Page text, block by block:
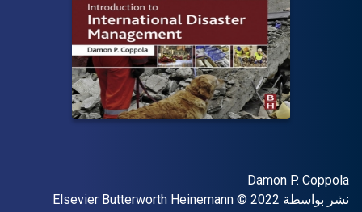
المؤلف (المؤلفون)
Damon P. Coppola
الناشر
نشر بواسطة Elsevier Butterworth Heinemann
حقوق الطبع والنشر © 2022